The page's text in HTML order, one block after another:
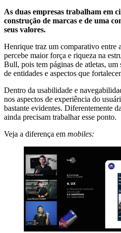
As duas empresas trabalham em
construção de marcas e de uma
seus valores.
Henrique traz um comparativo entre
percebe maior força e riqueza na
Bull, pois tem páginas de atletas,
de entidades e aspectos que
Dentro da usabilidade e
nos aspectos de experiência do
bastante evidentes. Diferentemente
ainda precisam trabalhar esse ponto.
Veja a diferença em mobiles: